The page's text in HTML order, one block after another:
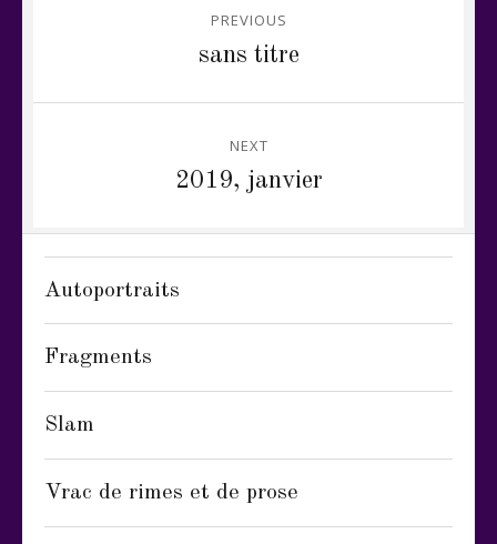
PREVIOUS
sans titre
NEXT
2019, janvier
Autoportraits
Fragments
Slam
Vrac de rimes et de prose